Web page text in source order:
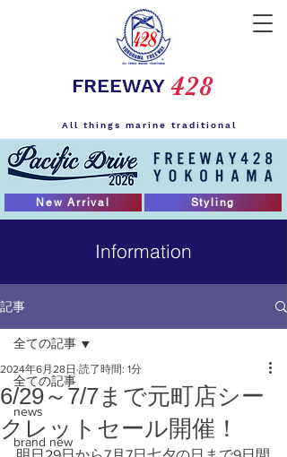
FREEWAY
All things marine traditional
428
New Arrival Styling
Information
記事
全ての記事
news
brand new
全ての記事
6/29～7/7まで元町店シー
クレットセール開催！
2024年6月28日 読了時間: 1分